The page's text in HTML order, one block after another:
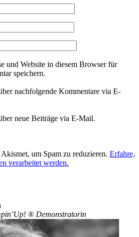
und Website in diesem Browser für
speichern.
nachfolgende Kommentare via E-
neue Beiträge via E-Mail.
um Spam zu reduzieren. Erfahre,
verarbeitet werden.
® Demonstratorin